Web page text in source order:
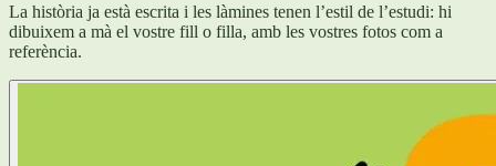
La història ja està escrita i les làmines tenen l’estil de l’estudi: hi
dibuixem a mà el vostre fill o filla, amb les vostres fotos com a
referència.